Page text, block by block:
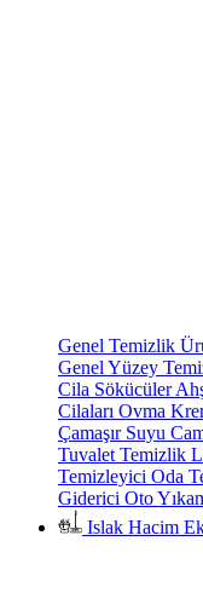
Genel Temizlik
Genel Yüzey
Cila Sökücüler
Cilaları Ovma
Çamaşır Suyu
Tuvalet Temizlik
Temizleyici Oda
Giderici Oto
Islak Hacim